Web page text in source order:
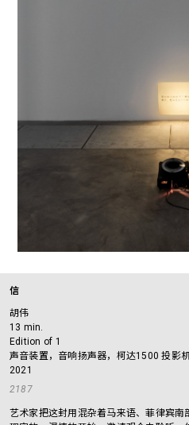
信
胡伟
13 min.
Edition of 1
声音装置，音响扬声器，柯达1500 投影
2021
2187
艺术家把这封用混杂着马来语、菲律宾